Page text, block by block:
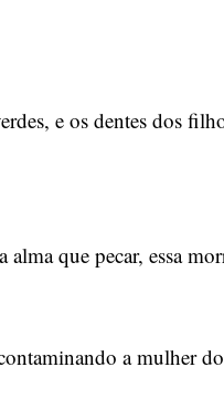
e os dentes dos
que pecar, essa
a mulher